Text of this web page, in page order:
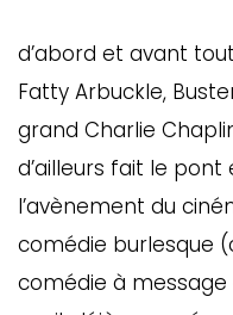
d’abord et avant
Fatty Arbuckle,
grand Charlie
d’ailleurs fait le
l’avènement du
comédie burlesque
comédie à message